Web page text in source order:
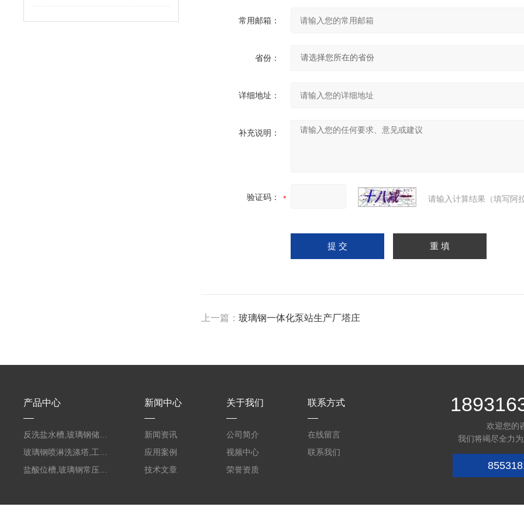
常用邮箱：
省份：
详细地址：
补充说明：
验证码： 请输入计算结果（填写阿
上一篇： 玻璃钢一体化泵站生产厂塔庄
产品中心 新闻中心
新闻资讯
应用案例
技术文章
关于我们
公司简介
视频中心
荣誉资质
联系方式
在线留言
联系我们
欢迎您的
我们将竭尽全力